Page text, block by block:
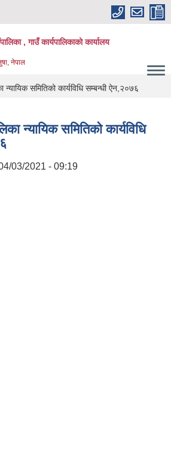
, गाउँ कार्यपालिकाको कार्यालय
नेपाल
न्यायिक समितिको कार्यविधि सम्बन्धी ऐन,२०७६
न्यायिक समितिको कार्यविधि
03/2021 - 09:19